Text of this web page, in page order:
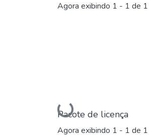
Agora exibindo 1 - 1 de 1
Carregando...
Pacote de licença
Agora exibindo 1 - 1 de 1